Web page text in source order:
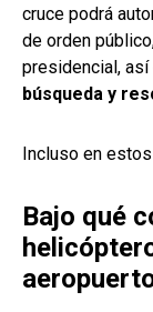
cruce podrá
de orden
presidencial,
búsqueda y
Incluso en
Bajo qué